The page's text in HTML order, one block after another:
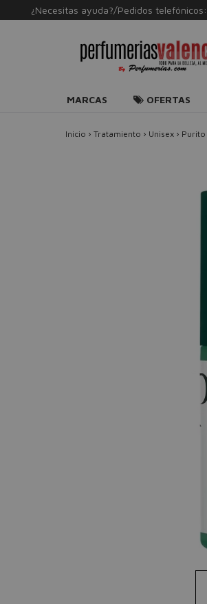
¿Necesitas ayuda?/Pedidos telefónicos:
MARCAS OFERTAS
Inicio › Tratamiento › Unisex › Purito